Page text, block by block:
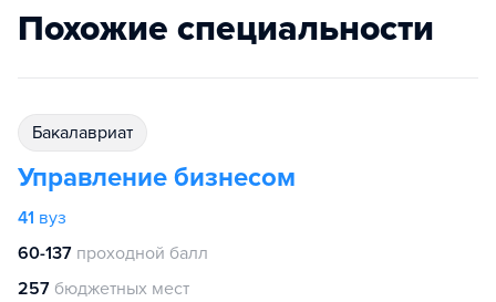
Похожие специальности
бакалавриат
Управление бизнесом
41 вуз
60-137 проходной балл
257 бюджетных мест